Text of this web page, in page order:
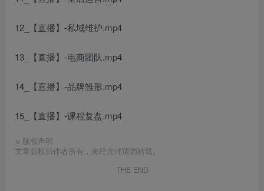
12_【直播】-私域维护.mp4
13_【直播】-电商团队.mp4
14_【直播】-品牌雏形.mp4
15_【直播】-课程复盘.mp4
© 版权声明
文章版权归作者所有，未经允许请勿转载。
THE END